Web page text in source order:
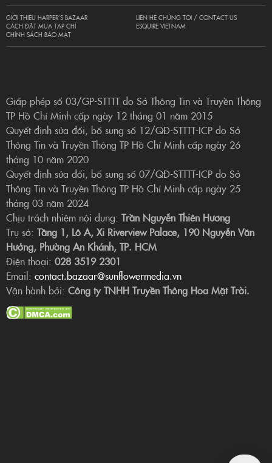
GIỚI THIỆU HARPER’S BAZAAR
CÁCH ĐẶT MUA TẠP CHÍ
CHÍNH SÁCH BẢO MẬT
LIÊN HỆ CHÚNG TÔI / CONTACT US
ESQUIRE VIETNAM
Giấp phép số 03/GP-STTTT do Sở Thông Tin và Truyền Thông
TP Hồ Chí Minh cấp ngày 12 tháng 01 năm 2015
Quyết định sửa đổi, bổ sung số 12/QĐ-STTTT-ICP do Sở
Thông Tin và Truyền Thông TP Hồ Chí Minh cấp ngày 26
tháng 10 năm 2020
Quyết định sửa đổi, bổ sung số 07/QĐ-STTTT-ICP do Sở
Thông Tin và Truyền Thông TP Hồ Chí Minh cấp ngày 25
tháng 03 năm 2024
Chịu trách nhiệm nội dung: Trần Nguyễn Thiên Hương
Trụ sở: Tầng 1, Lô A, Xi Riverview Palace, 190 Nguyễn Văn
Hưởng, Phường An Khánh, TP. HCM
Điện thoại: 028 3519 2301
Email: contact.bazaar@sunflowermedia.vn
Vận hành bởi: Công ty TNHH Truyền Thông Hoa Mặt Trời.